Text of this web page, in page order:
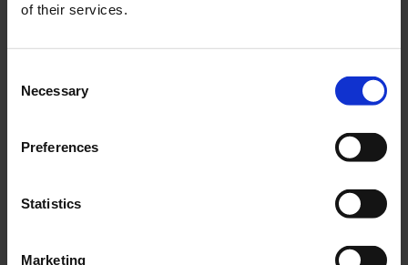
of their services.
Necessary
Preferences
Statistics
Marketing(21x2.75)